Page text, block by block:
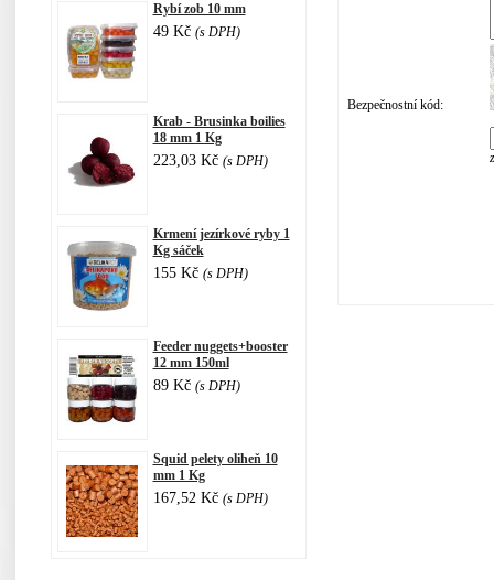
Rybí zob 10 mm
49 Kč (s DPH)
Krab - Brusinka boilies
18 mm 1 Kg
223,03 Kč (s DPH)
Krmení jezírkové ryby 1
Kg sáček
155 Kč (s DPH)
Feeder nuggets+booster
12 mm 150ml
89 Kč (s DPH)
Squid pelety oliheň 10
mm 1 Kg
167,52 Kč (s DPH)
Bezpečnostní kód: